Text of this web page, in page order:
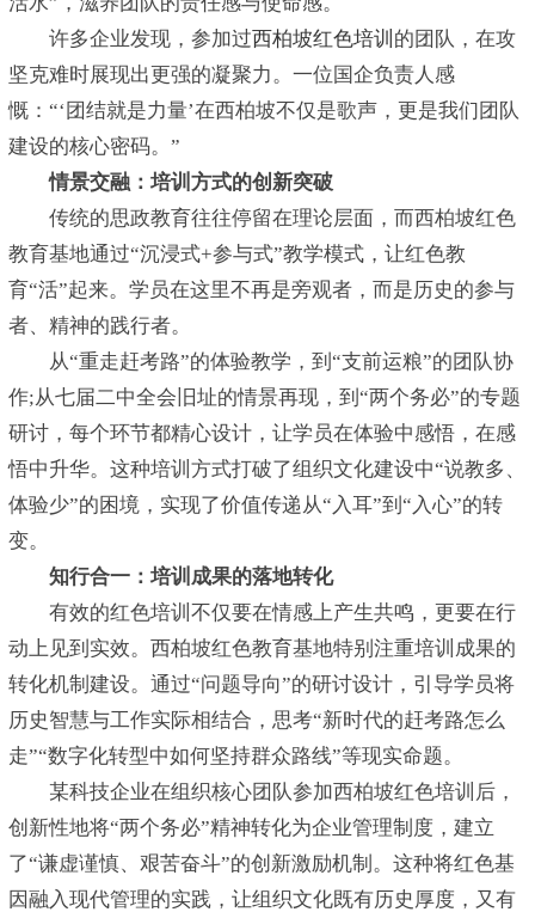
许多企业发现，参加过西柏坡红色培训 的团队，在攻
坚克难时展现出更强的凝聚力。一位国企负责人感
慨：“‘团结就是力量’在西柏坡不仅是歌声，更是我们团队
建设的核心密码。”
情景交融：培训方式的创新突破
传统的思政教育往往停留在理论层面，而西柏坡红色
教育基地通过“沉浸式+参与式”教学模式，让红色教
育“活”起来。学员在这里不再是旁观者，而是历史的参与
者、精神的践行者。
从“重走赶考路”的体验教学，到“支前运粮”的团队协
作;从七届二中全会旧址的情景再现，到“两个务必”的专题
研讨，每个环节都精心设计，让学员在体验中感悟，在感
悟中升华。这种培训方式打破了组织文化建设中“说教多、
体验少”的困境，实现了价值传递从“入耳”到“入心”的转
变。
知行合一：培训成果的落地转化
有效的红色培训不仅要在情感上产生共鸣，更要在行
动上见到实效。西柏坡红色教育基地特别注重培训成果的
转化机制建设。通过“问题导向”的研讨设计，引导学员将
历史智慧与工作实际相结合，思考“新时代的赶考路怎么
走”“数字化转型中如何坚持群众路线”等现实命题。
某科技企业在组织核心团队参加西柏坡红色培训后，
创新性地将“两个务必”精神转化为企业管理制度，建立
了“谦虚谨慎、艰苦奋斗”的创新激励机制。这种将红色基
因融入现代管理的实践，让组织文化既有历史厚度，又有